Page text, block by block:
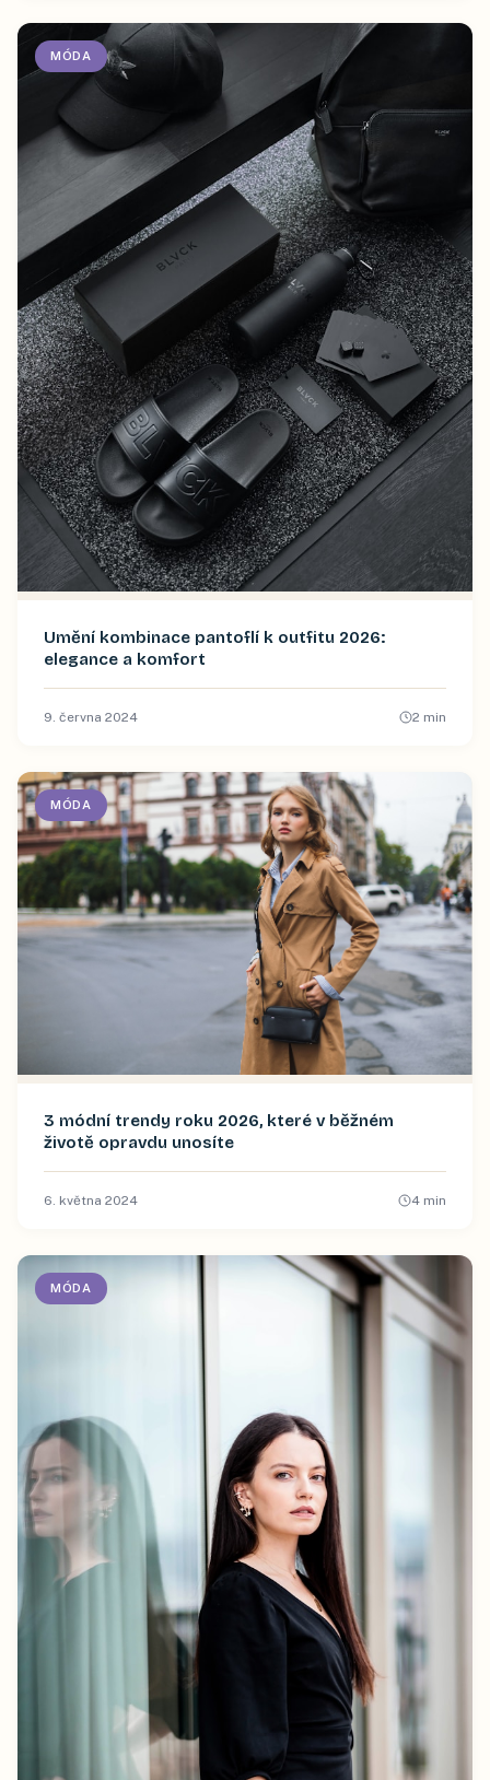
MÓDA
Umění kombinace pantoflí k outfitu 2026:
elegance a komfort
9. června 2024 2 min
MÓDA
3 módní trendy roku 2026, které v běžném
životě opravdu unosíte
6. května 2024 4 min
MÓDA